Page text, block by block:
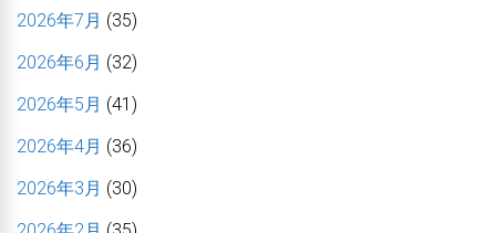
2026年7月 (35)
2026年6月 (32)
2026年5月 (41)
2026年4月 (36)
2026年3月 (30)